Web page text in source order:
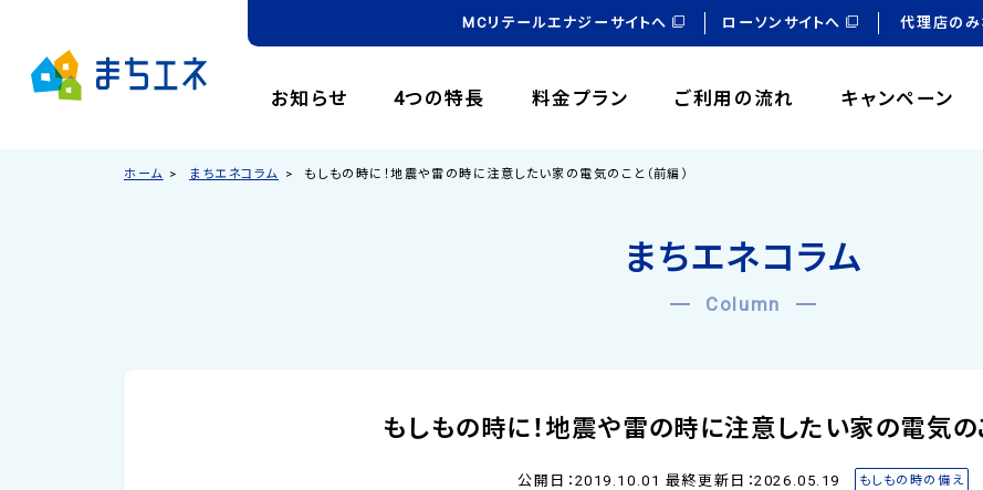
お知らせ 4つの特長 料金プラン ご利用の流れ キャンペーン
MCリテールエナジーサイトへ ローソンサイトへ 代理店のみ
ホーム まちエネコラム もしもの時に！地震や雷の時に注意したい家の電気のこと（前編）
まちエネコラム
Column
もしもの時に！地震や雷の時に注意したい家の電気の
公開日：2019.10.01 最終更新日：2026.05.19 もしもの時の備え